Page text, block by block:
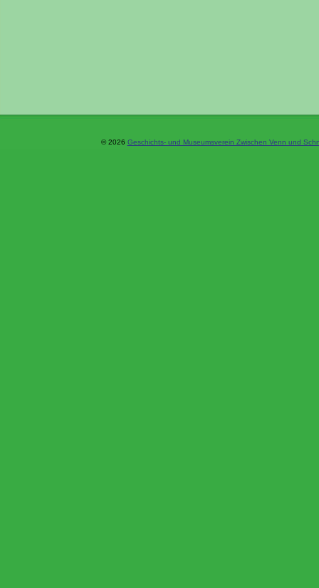
© 2026 Geschichts- und Museumsverein Zwischen Venn und